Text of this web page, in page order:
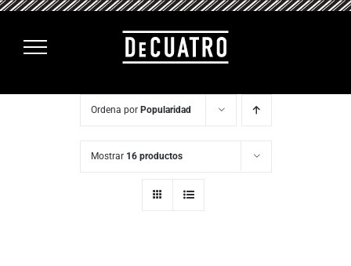
Saltar
contenido
Ordena por Popularidad
Mostrar 16 productos